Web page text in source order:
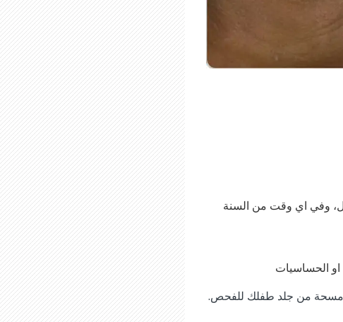
وفي اي وقت من السنة
او الحساسيات
مسحة من جلد طفلك للفحص.